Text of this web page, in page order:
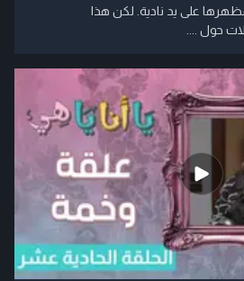
على يد نادية. لكن هذا
حول ....